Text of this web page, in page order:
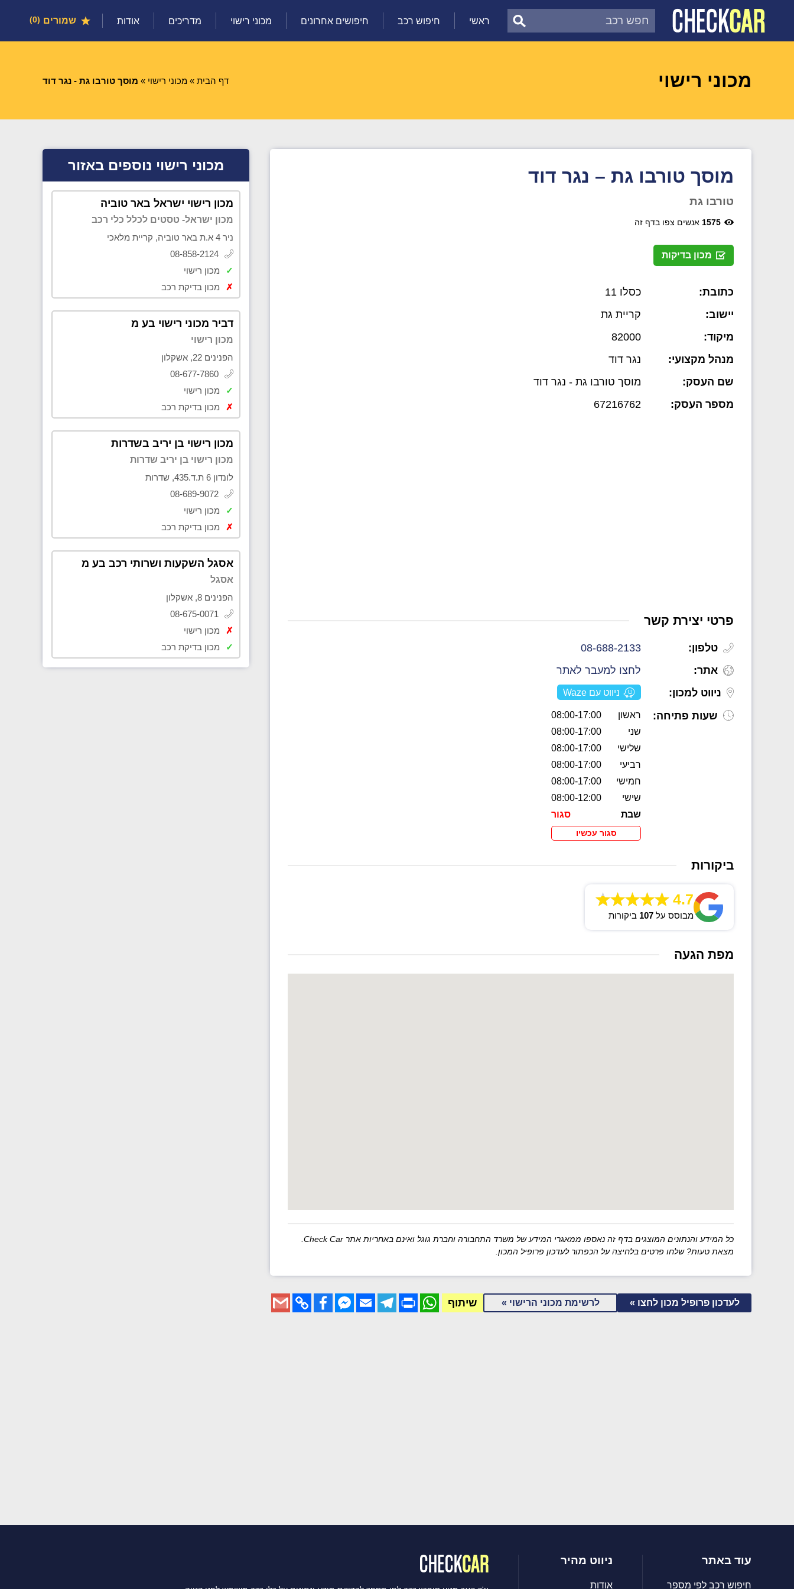
ראשי חיפוש רכב חיפושים אחרונים מכוני רישוי מדריכים אודות שמורים 0
מכוני רישוי דף הבית » מכוני רישוי » מוסך טורבו גת - נגר דוד
מוסך טורבו גת – נגר דוד
טורבו גת
1575 אנשים צפו בדף זה
מכון בדיקות
כתובת:
כסלו 11
יישוב:
קריית גת
מיקוד:
82000
מנהל מקצועי:
נגר דוד
שם העסק:
מוסך טורבו גת - נגר דוד
מספר העסק:
67216762
פרטי יצירת קשר
טלפון:
08-688-2133
אתר:
לחצו למעבר לאתר
ניווט למכון:
ניווט עם Waze
שעות פתיחה: ראשון
08:00-17:00
שני
08:00-17:00
שלישי
08:00-17:00
רביעי
08:00-17:00
חמישי
08:00-17:00
שישי
08:00-12:00
שבת
סגור
סגור עכשיו
ביקורות
4.7
מבוסס על 107 ביקורות
מפת הגעה
כל המידע והנתונים המוצגים בדף זה נאספו ממאגרי המידע של משרד התחבורה וחברת גוגל ואינם באחריות אתר Check Car.
מצאת טעות? שלחו פרטים בלחיצה על הכפתור לעדכון פרופיל המכון.
לעדכון פרופיל מכון לחצו » לרשימת מכוני הרישוי » שיתוף WhatsApp
Print
Telegram
Email
Messenger
Facebook
Copy
Link
Gmail
מכוני רישוי נוספים באזור
מכון רישוי ישראל באר טוביה
מכון ישראל- טסטים לכלל כלי רכב
ניר 4 א.ת באר טוביה, קריית מלאכי
08-858-2124
✓
מכון רישוי
✗
מכון בדיקת רכב
דביר מכוני רישוי בע מ
מכון רישוי
הפנינים 22, אשקלון
08-677-7860
✓
מכון רישוי
✗
מכון בדיקת רכב
מכון רישוי בן יריב בשדרות
מכון רישוי בן יריב שדרות
לונדון 6 ת.ד.435, שדרות
08-689-9072
✓
מכון רישוי
✗
מכון בדיקת רכב
אסגל השקעות ושרותי רכב בע מ
אסגל
הפנינים 8, אשקלון
08-675-0071
✗
מכון רישוי
✓
מכון בדיקת רכב
עוד באתר
חיפוש רכב לפי מספר
ניווט מהיר
אודות